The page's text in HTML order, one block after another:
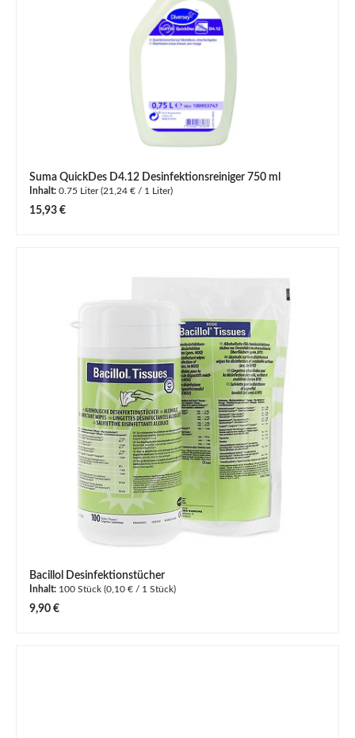
Suma QuickDes D4.12 Desinfektionsreiniger 750 ml
Inhalt: 0.75 Liter(21,24 € / 1 Liter)
Regulärer Preis:
15,93 €
Bacillol Desinfektionstücher
Inhalt: 100 Stück (0,10 € / 1 Stück)
Regulärer Preis:
9,90 €